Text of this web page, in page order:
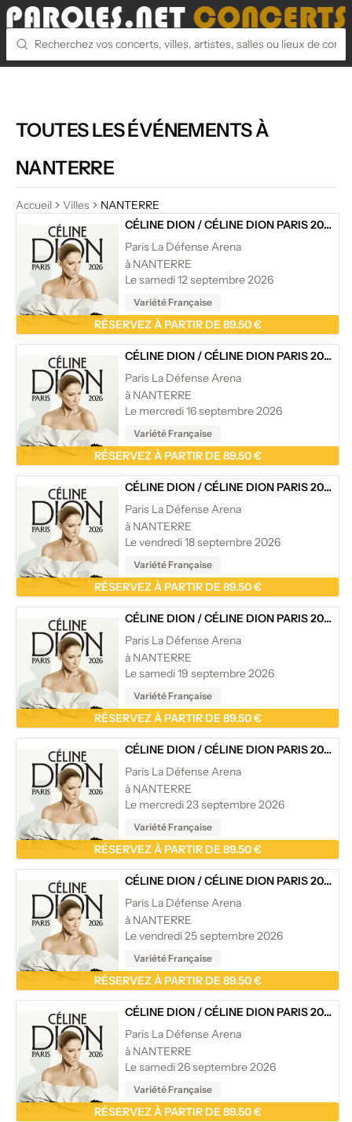
TOUTES LES ÉVÉNEMENTS À
NANTERRE
Accueil Villes
NANTERRE
CÉLINE DION /CÉLINE DION PARIS 2026
Paris La Défense Arena
à NANTERRE
Le samedi 12 septembre 2026
Variété Française
RÉSERVEZ À PARTIR DE 89.50 €
CÉLINE DION /CÉLINE DION PARIS 2026
Paris La Défense Arena
à NANTERRE
Le mercredi 16 septembre 2026
Variété Française
RÉSERVEZ À PARTIR DE 89.50 €
CÉLINE DION /CÉLINE DION PARIS 2026
Paris La Défense Arena
à NANTERRE
Le vendredi 18 septembre 2026
Variété Française
RÉSERVEZ À PARTIR DE 89.50 €
CÉLINE DION /CÉLINE DION PARIS 2026
Paris La Défense Arena
à NANTERRE
Le samedi 19 septembre 2026
Variété Française
RÉSERVEZ À PARTIR DE 89.50 €
CÉLINE DION /CÉLINE DION PARIS 2026
Paris La Défense Arena
à NANTERRE
Le mercredi 23 septembre 2026
Variété Française
RÉSERVEZ À PARTIR DE 89.50 €
CÉLINE DION /CÉLINE DION PARIS 2026
Paris La Défense Arena
à NANTERRE
Le vendredi 25 septembre 2026
Variété Française
RÉSERVEZ À PARTIR DE 89.50 €
CÉLINE DION /CÉLINE DION PARIS 2026
Paris La Défense Arena
à NANTERRE
Le samedi 26 septembre 2026
Variété Française
RÉSERVEZ À PARTIR DE 89.50 €